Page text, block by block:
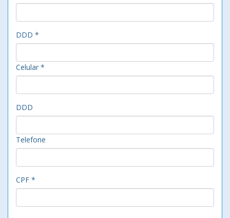
DDD *
Celular *
DDD
Telefone
CPF *